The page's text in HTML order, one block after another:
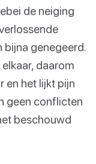
de neiging
bijna genegeerd.
daarom
en het lijkt pijn
geen conflicten
beschouwd